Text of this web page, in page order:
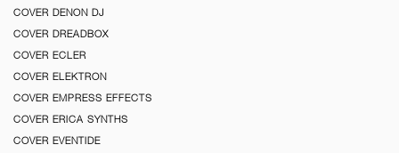
COVER DENON DJ
COVER DREADBOX
COVER ECLER
COVER ELEKTRON
COVER EMPRESS EFFECTS
COVER ERICA SYNTHS
COVER EVENTIDE